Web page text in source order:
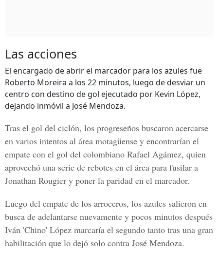
Las acciones
El encargado de abrir el marcador para los azules fue
Roberto Moreira a los 22 minutos, luego de desviar un
centro con destino de gol ejecutado por Kevin López,
dejando inmóvil a José Mendoza.
Tras el gol del ciclón, los progreseños buscaron acercarse
en varios intentos al área motagüense y encontrarían el
empate con el gol del colombiano Rafael Agámez, quien
aprovechó una serie de rebotes en el área para fusilar a
Jonathan Rougier y poner la paridad en el marcador.
Luego del empate de los arroceros, los azules salieron en
busca de adelantarse nuevamente y pocos minutos después
Iván 'Chino' López marcaría el segundo tanto tras una gran
habilitación que lo dejó solo contra José Mendoza.